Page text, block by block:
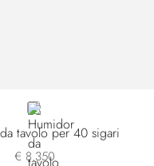
BROWN
tavolo per 40 sigari
€ 8.350